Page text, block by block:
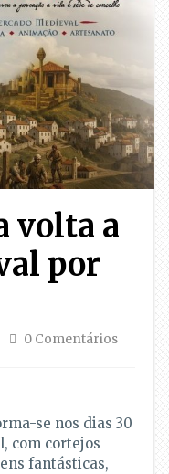
volta a
por
0 Comentários
se nos dias 30
com cortejos
fantásticas,